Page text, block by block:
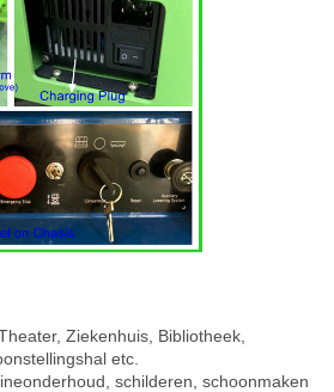
Ziekenhuis, Bibliotheek,
etc.
schilderen, schoonmaken